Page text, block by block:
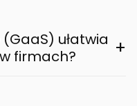
ułatwia
firmach?
+